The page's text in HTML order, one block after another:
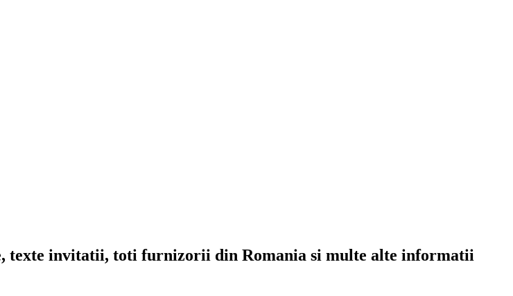
texte invitatii, toti furnizorii din Romania si multe alte informatii